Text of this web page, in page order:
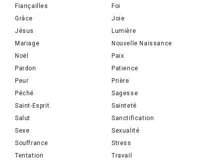
Fiançailles
Foi
Grâce
Joie
Jésus
Lumière
Mariage
Nouvelle Naissance
Noël
Paix
Pardon
Patience
Peur
Prière
Péché
Sagesse
Saint-Esprit
Sainteté
Salut
Sanctification
Sexe
Sexualité
Souffrance
Stress
Tentation
Travail